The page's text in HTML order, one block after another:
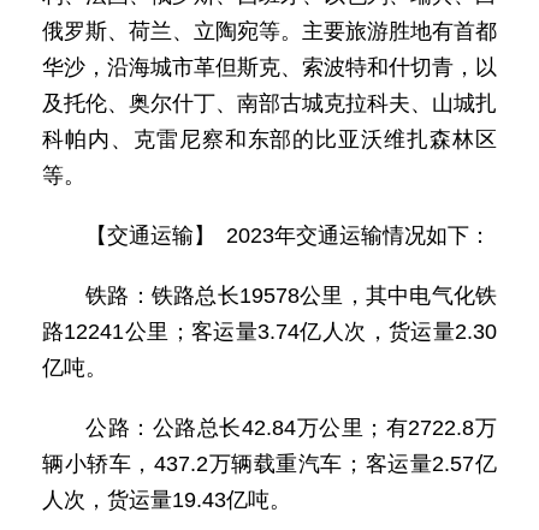
俄罗斯、荷兰、立陶宛等。主要旅游胜地有首都
华沙，沿海城市革但斯克、索波特和什切青，以
及托伦、奥尔什丁、南部古城克拉科夫、山城扎
科帕内、克雷尼察和东部的比亚沃维扎森林区
等。
【交通运输】 2023年交通运输情况如下：
铁路：铁路总长19578公里，其中电气化铁
路12241公里；客运量3.74亿人次，货运量2.30
亿吨。
公路：公路总长42.84万公里；有2722.8万
辆小轿车，437.2万辆载重汽车；客运量2.57亿
人次，货运量19.43亿吨。